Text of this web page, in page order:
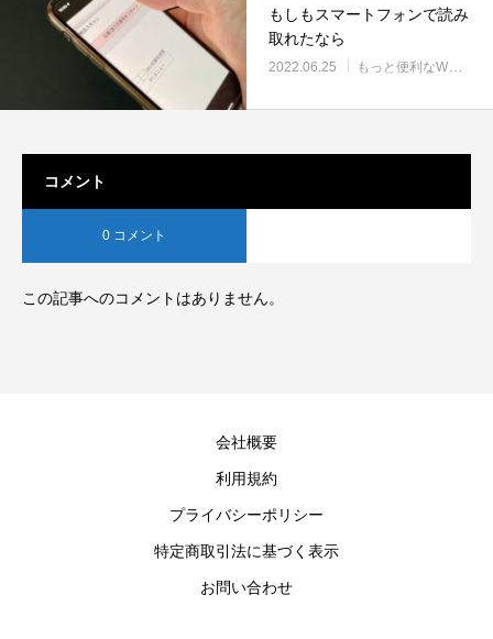
もしもスマートフォンで読み
取れたなら
2022.06.25 もっと便利なWMS使いこなし
コメント
0 コメント
この記事へのコメントはありません。
会社概要
利用規約
プライバシーポリシー
特定商取引法に基づく表示
お問い合わせ